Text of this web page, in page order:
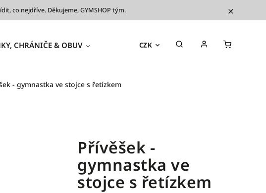
co nejdříve. Děkujeme, GYMSHOP tým.
CZK
CHRÁNIČE & OBUV TRÉNINKOVÉ POMŮCKY
- gymnastka ve stojce s řetízkem
Přívěšek -
gymnastka ve
stojce s řetízkem